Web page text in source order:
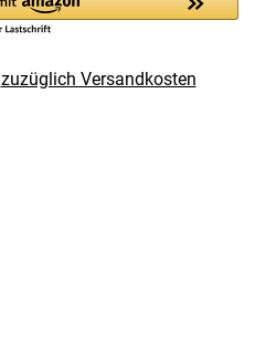
zuzüglich Versandkosten